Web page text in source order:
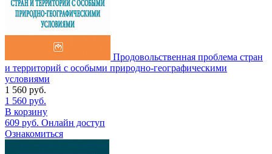
Продовольственная проблема стран
и территорий с особыми природно-географическими
условиями
1 560 руб.
1 560 руб.
В корзину
609 руб. Онлайн доступ
Ознакомиться